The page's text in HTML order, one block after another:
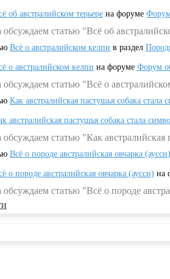
об австралийском терьере на форуме
статью "Всё об
Всё о австралийском келпи в раздел
о австралийском келпи на форуме Форум
статью "Всё о
Как австралийская пастушья собака
австралийская пастушья собака стала
статью "Как
Всё о породе австралийская овчарка (аусси)
о породе австралийская овчарка (аусси) на
статью "Всё о породе